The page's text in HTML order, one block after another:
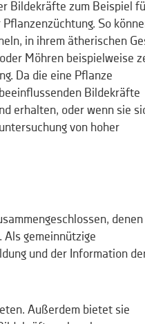
Bildekräfte zum Beispiel
So
in ihrem ätherischen
Möhren beispielweise
Da die eine Pflanze
Bildekräfte
erhalten, oder wenn sie
von hoher
Als gemeinnützige
und der Information
Außerdem bietet sie